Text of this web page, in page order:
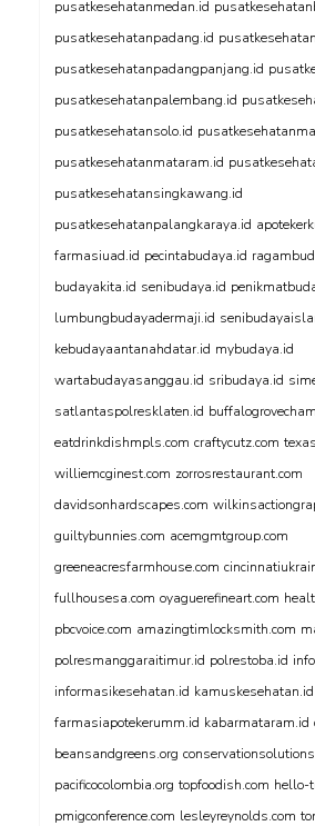
pusatkesehatanmedan.id
pusatkesehatanpadang.id
pusatkesehatanpadangpanjang.id
pusatkesehatanpalembang.id
pusatkesehatansolo.id
pusatkesehatanmataram.id
pusatkesehatansingkawang.id
pusatkesehatanpalangkaraya.id
farmasiuad.id pecintabudaya.id
budayakita.id senibudaya.id
lumbungbudayadermaji.id
kebudayaantanahdatar.id mybudaya.id
wartabudayasanggau.id sribudaya.id
satlantaspolresklaten.id
eatdrinkdishmpls.com craftycutz.com
williemcginest.com zorrosrestaurant.com
davidsonhardscapes.com
guiltybunnies.com acemgmtgroup.com
greeneacresfarmhouse.com
fullhousesa.com oyaguerefineart.com
pbcvoice.com amazingtimlocksmith.com
polresmanggaraitimur.id polrestoba.id
informasikesehatan.id kamuskesehatan.id
farmasiapotekerumm.id kabarmataram.id
beansandgreens.org
pacificocolombia.org topfoodish.com hello-
pmigconference.com lesleyreynolds.com